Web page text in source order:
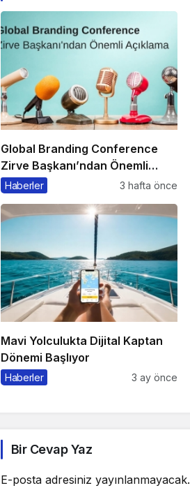
Global Branding Conference
Zirve Başkanı’ndan Önemli
Açıklama
Haberler 3 hafta önce
Mavi Yolculukta Dijital Kaptan
Dönemi Başlıyor
Haberler 3 ay önce
Bir Cevap Yaz
E-posta adresiniz yayınlanmayacak.